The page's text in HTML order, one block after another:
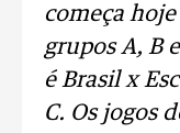
começa
grupos A, B
é Brasil x
C. Os jogos